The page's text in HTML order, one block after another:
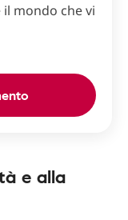
mondo che vi
e alla